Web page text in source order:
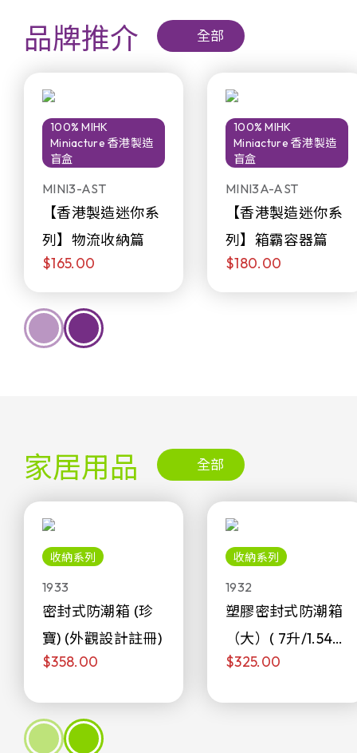
品牌推介 全部
100% MIHK
Miniacture 香港製造
盲盒
MINI3-AST
【香港製造迷你系
列】物流收納篇
$165.00
100% MIHK
Miniacture 香港製造
盲盒
MINI3A-AST
【香港製造迷你系
列】箱霸容器篇
$180.00
家居用品 全部
收納系列
1933
密封式防潮箱 (珍
寶) (外觀設計註冊)
$358.00
收納系列
1932
塑膠密封式防潮箱
（大）( 7升/1.54加
侖)
$325.00